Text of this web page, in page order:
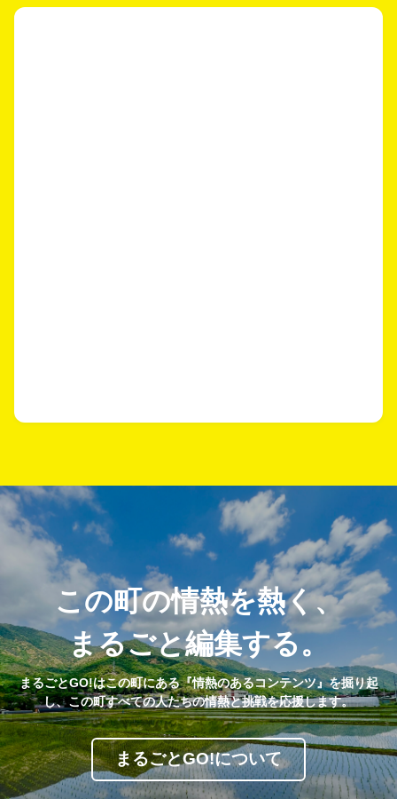
この町の情熱を熱く、
まるごと編集する。
まるごとGO!はこの町にある『情熱のあるコンテンツ』を掘り起
し、この町すべての人たちの情熱と挑戦を応援します。
まるごとGO!について